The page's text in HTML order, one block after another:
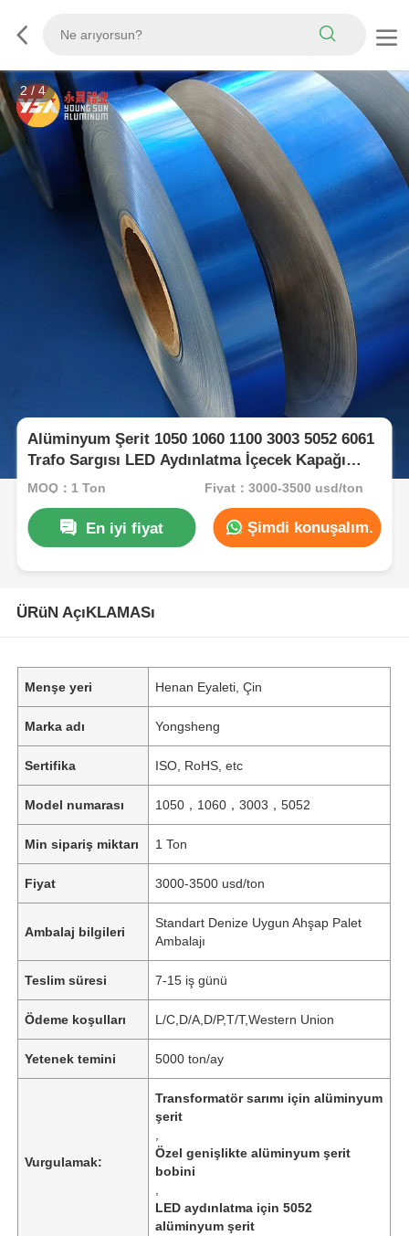
3/ 4
Alüminyum Şerit 1050 1060 1100 3003 5052 6061
Trafo Sargısı LED Aydınlatma İçecek Kapağı
Petek Çekirdek Jaluzi Alüminyum Plastik Boru
MOQ：1 Ton Fiyat：3000-3500 usd/ton
En iyi fiyat Şimdi konuşalım.
ÜRüN AçıKLAMASı
Menşe yeri Henan Eyaleti, Çin
Marka adı Yongsheng
Sertifika ISO, RoHS, etc
Model numarası 1050，1060，3003，5052
Min sipariş miktarı 1 Ton
Fiyat 3000-3500 usd/ton
Ambalaj bilgileri
Standart Denize Uygun Ahşap Palet
Ambalajı
Teslim süresi 7-15 iş günü
Ödeme koşulları L/C,D/A,D/P,T/T,Western Union
Yetenek temini 5000 ton/ay
Vurgulamak:
Transformatör sarımı için alüminyum
şerit
Özel genişlikte alüminyum şerit
bobini
LED aydınlatma için 5052
alüminyum şerit